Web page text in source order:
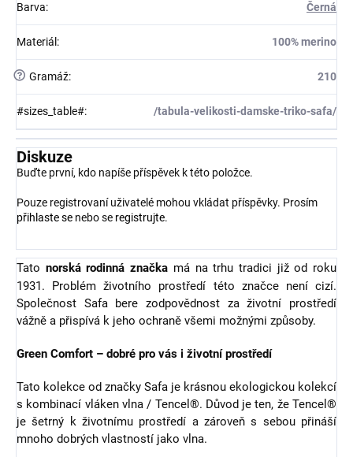
Barva: Černá
Materiál : 100% merino
? Gramáž: 210
#sizes_table#: /tabula-velikosti-damske-triko-safa/
Diskuze
Buďte první, kdo napíše příspěvek k této položce.
Pouze registrovaní uživatelé mohou vkládat příspěvky. Prosím
přihlaste se nebo se registrujte.
Tato norská rodinná značka má na trhu tradici již od roku
1931. Problém životního prostředí této značce není cizí.
Společnost Safa bere zodpovědnost za životní prostředí
vážně a přispívá k jeho ochraně všemi možnými způsoby.
Green Comfort – dobré pro vás i životní prostředí
Tato kolekce od značky Safa je krásnou ekologickou kolekcí
s kombinací vláken vlna / Tencel®. Důvod je ten, že Tencel®
je šetrný k životnímu prostředí a zároveň s sebou přináší
mnoho dobrých vlastností jako vlna.